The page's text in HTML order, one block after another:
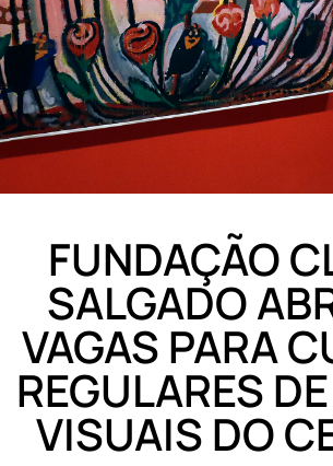
FUNDAÇÃO
SALGADO
VAGAS PARA
REGULARES
VISUAIS DO